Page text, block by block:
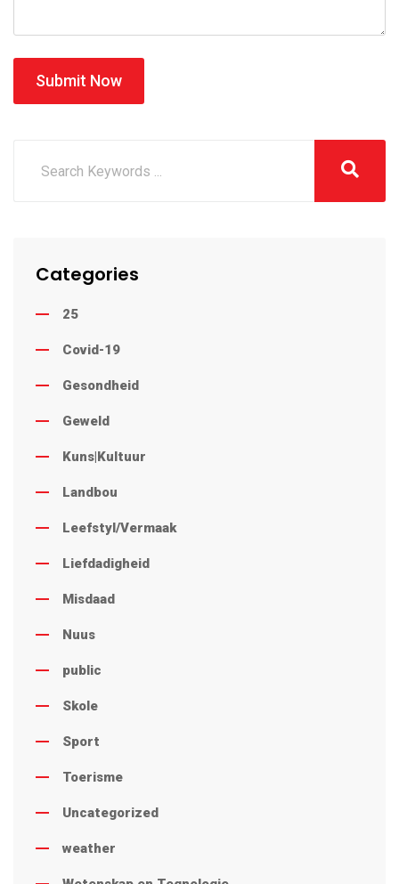
Submit Now
Categories
25
Covid-19
Gesondheid
Geweld
Kuns|Kultuur
Landbou
Leefstyl/Vermaak
Liefdadigheid
Misdaad
Nuus
public
Skole
Sport
Toerisme
Uncategorized
weather